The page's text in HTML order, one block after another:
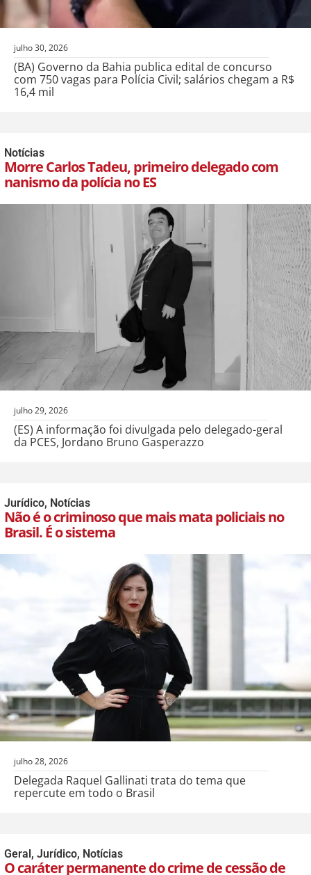
julho 30, 2026
(BA) Governo da Bahia publica edital de concurso
com 750 vagas para Polícia Civil; salários chegam a R$
16,4 mil
Notícias
Morre Carlos Tadeu, primeiro delegado com
nanismo da polícia no ES
julho 29, 2026
(ES) A informação foi divulgada pelo delegado-geral
da PCES, Jordano Bruno Gasperazzo
Jurídico, Notícias
Não é o criminoso que mais mata policiais no
Brasil. É o sistema
julho 28, 2026
Delegada Raquel Gallinati trata do tema que
repercute em todo o Brasil
Geral, Jurídico, Notícias
O caráter permanente do crime de cessão de